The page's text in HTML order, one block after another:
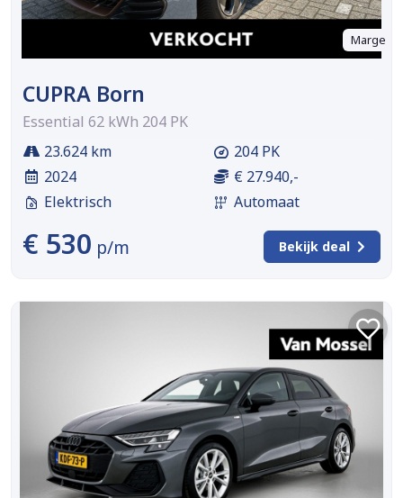
Marge
CUPRA Born
Essential 62 kWh 204 PK
23.624 km
2024
Elektrisch
204 PK
€ 27.940,-
Automaat
€ 530 p/m Bekijk deal